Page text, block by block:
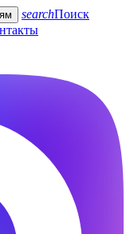
searchПоиск